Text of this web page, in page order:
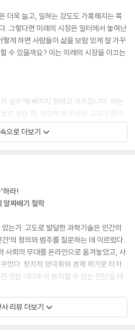
더욱 늘고, 일하는 강도도 가혹해지는 쪽
. 그렇다면 미래의 시장은 일터에서 놓여난
게 하면 사람들이 삶을 보람 있게 잘 가꾸
수 있을까요? 이는 미래의 시장을 이끄는
실수’에 빠지지 말라고 가르칩니다. 이는
지 못한 채, 편안하게 지냈던 고치가 망가
컫는 말입니다. 취업 노동이 줄어드는 현
. 인류는 오랫동안 일에서 벗어나 자유롭게
, 자유인과 노예의 차이는 스콜레, 즉 여
때는 자유인과 노예가 별반 다르지 않아
활동들에 매달립니다. 감성을 키우려 시
을 갖추기 위해 사상을 연구하며, 건강을
지요. 노예들은 어떨까요? 그들에게 여가
일 뿐입니다. 때문에 한없이 늘어져 무료하
중독거리에 빠져 괴로운 현실을 잊으려 하
한 정보를 얻게끔 인간의 능력을 확장했습
으로 더보기
하라!
알짜배기 철학
는가. 고도로 발달한 과학기술은 인간의
’의 정의와 범주를 질문하는 데 이르렀다.
사회의 무대를 온라인으로 옮겨놓았고, 사
었다. 정치적 양극화와 경제 위기로 타자
것은 대다수가 동의할 수 있는 진단일 테
권의 철학 교양서를 쓴 저자이자 대한민국 1
리뷰 더보기